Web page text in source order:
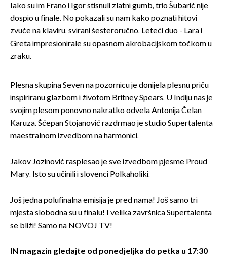
Iako su im Frano i Igor stisnuli zlatni gumb, trio Šubarić nije
dospio u finale. No pokazali su nam kako poznati hitovi
zvuče na klaviru, svirani šesteroručno. Leteći duo - Lara i
Greta impresionirale su opasnom akrobacijskom točkom u
zraku.
Plesna skupina Seven na pozornicu je donijela plesnu priču
inspiriranu glazbom i životom Britney Spears. U Indiju nas je
svojim plesom ponovno nakratko odvela Antonija Čelan
Karuza. Šćepan Stojanović razdrmao je studio Supertalenta
maestralnom izvedbom na harmonici.
Jakov Jozinović rasplesao je sve izvedbom pjesme Proud
Mary. Isto su učinili i slovenci Polkaholiki.
Još jedna polufinalna emisija je pred nama! Još samo tri
mjesta slobodna su u finalu! I velika završnica Supertalenta
se bliži! Samo na NOVOJ TV!
IN magazin gledajte od ponedjeljka do petka u 17:30